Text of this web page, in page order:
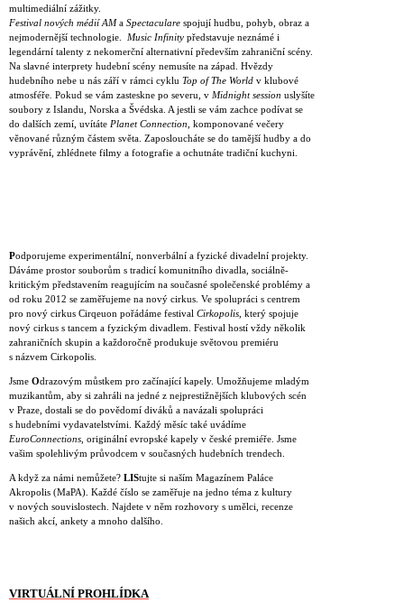
multimediální zážitky.
Festival nových médií AMa Spectaculare spojují hudbu, pohyb, obraz a
nejmodernější technologie. Music Infinity představuje neznámé i
legendární talenty z nekomerční alternativní především zahraniční scény.
Na slavné interprety hudební scény nemusíte na západ. Hvězdy
hudebního nebe u nás září v rámci cyklu Top of The World v klubové
atmosféře Pokud se vám zasteskne po severu, v Midnight session uslyšíte
soubory z Islandu, Norska a Švédska. A jestli se vám zachce podívat se
do dalších zemí, uvítáte Planet Connection , komponované večery
věnované různým částem světa. Zaposloucháte se do tamější hudby a do
vyprávění, zhlédnete filmy a fotografie a ochutnáte tradiční kuchyni.
Podporujeme experimentální, nonverbální a fyzické divadelní projekty.
Dáváme prostor souborům s tradicí komunitního divadla, sociálně-
kritickým představením reagujícím na současné společenské problémy a
od roku 2012 se zaměřujeme na nový cirkus. Ve spolupráci s centrem
pro nový cirkus Cirqeuon pořádáme festival Cirkopolis , který spojuje
nový cirkus s tancem a fyzickým divadlem. Festival hostí vždy několik
zahraničních skupin a každoročně produkuje světovou premiéru
s názvem Cirkopolis.
Jsme Odrazovým můstkem pro začínající kapely. Umožňujeme mladým
muzikantům, aby si zahráli na jedné z nejprestižnějších klubových scén
v Praze, dostali se do povědomí diváků a navázali spolupráci
s hudebními vydavatelstvími. Každý měsíc také uvádíme
EuroConnections , originální evropské kapely v české premiéře. Jsme
vašim spolehlivým průvodcem v současných hudebních trendech.
A když za námi nemůžete? LIStujte si naším Magazínem Paláce
Akropolis (MaPA). Každé číslo se zaměřuje na jedno téma z kultury
v nových souvislostech. Najdete v něm rozhovory s umělci, recenze
našich akcí, ankety a mnoho dalšího.
VIRTUÁLNÍ PROHLÍDKA